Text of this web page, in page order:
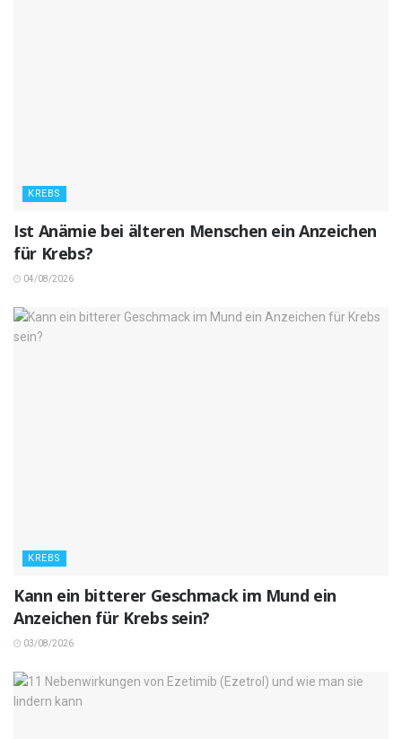
KREBS
Ist Anämie bei älteren Menschen ein Anzeichen
für Krebs?
04/08/2026
KREBS
Kann ein bitterer Geschmack im Mund ein
Anzeichen für Krebs sein?
03/08/2026